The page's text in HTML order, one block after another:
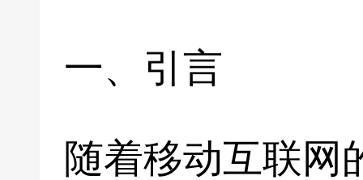
一、引言
随着移动互联网